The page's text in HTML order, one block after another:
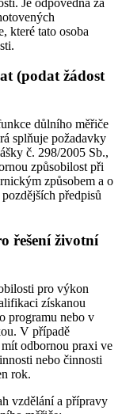
které tato osoba
(podat žádost
důlního měřiče
splňuje požadavky
č. 298/2005 Sb.,
způsobilost při
způsobem a o
předpisů
řešení životní
pro výkon
získanou
programu nebo v
V případě
odbornou praxi ve
nebo činnosti
rok.
vzdělání a přípravy